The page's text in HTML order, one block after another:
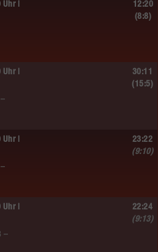
Uhr |
12:20
(8:8)
Uhr |
30:11
(15:5)
Uhr |
23:22
(9:10)
Uhr |
–
22:24
(9:13)